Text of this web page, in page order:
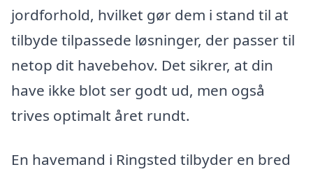
jordforhold, hvilket gør dem i stand til at
tilbyde tilpassede løsninger, der passer til
netop dit havebehov. Det sikrer, at din
have ikke blot ser godt ud, men også
trives optimalt året rundt.
En havemand i Ringsted tilbyder en bred